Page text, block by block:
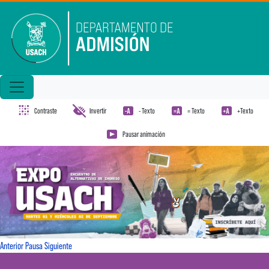
Contraste Invertir - Texto = Texto +Texto
Pausar animación
AnteriorPausaSiguiente